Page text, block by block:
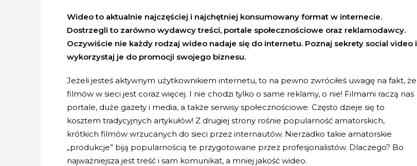
Wideo to aktualnie najczęściej i najchętniej konsumowany format w internecie.
Dostrzegli to zarówno wydawcy treści, portale społecznościowe oraz reklamodawcy.
Oczywiście nie każdy rodzaj wideo nadaje się do internetu. Poznaj sekrety social video i
wykorzystaj je do promocji swojego biznesu.
Jeżeli jesteś aktywnym użytkownikiem internetu, to na pewno zwróciłeś uwagę na fakt, że
filmów w sieci jest coraz więcej. I nie chodzi tylko o same reklamy, o nie! Filmami raczą nas
portale, duże gazety i media, a także serwisy społecznościowe. Często dzieje się to
kosztem tradycyjnych artykułów! Z drugiej strony rośnie popularność amatorskich,
krótkich filmów wrzucanych do sieci przez internautów. Nierzadko takie amatorskie
„produkcje” biją popularnością te przygotowane przez profesjonalistów. Dlaczego? Bo
najważniejsza jest treść i sam komunikat, a mniej jakość wideo.